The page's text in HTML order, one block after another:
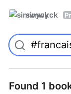
simwyck
Found 1